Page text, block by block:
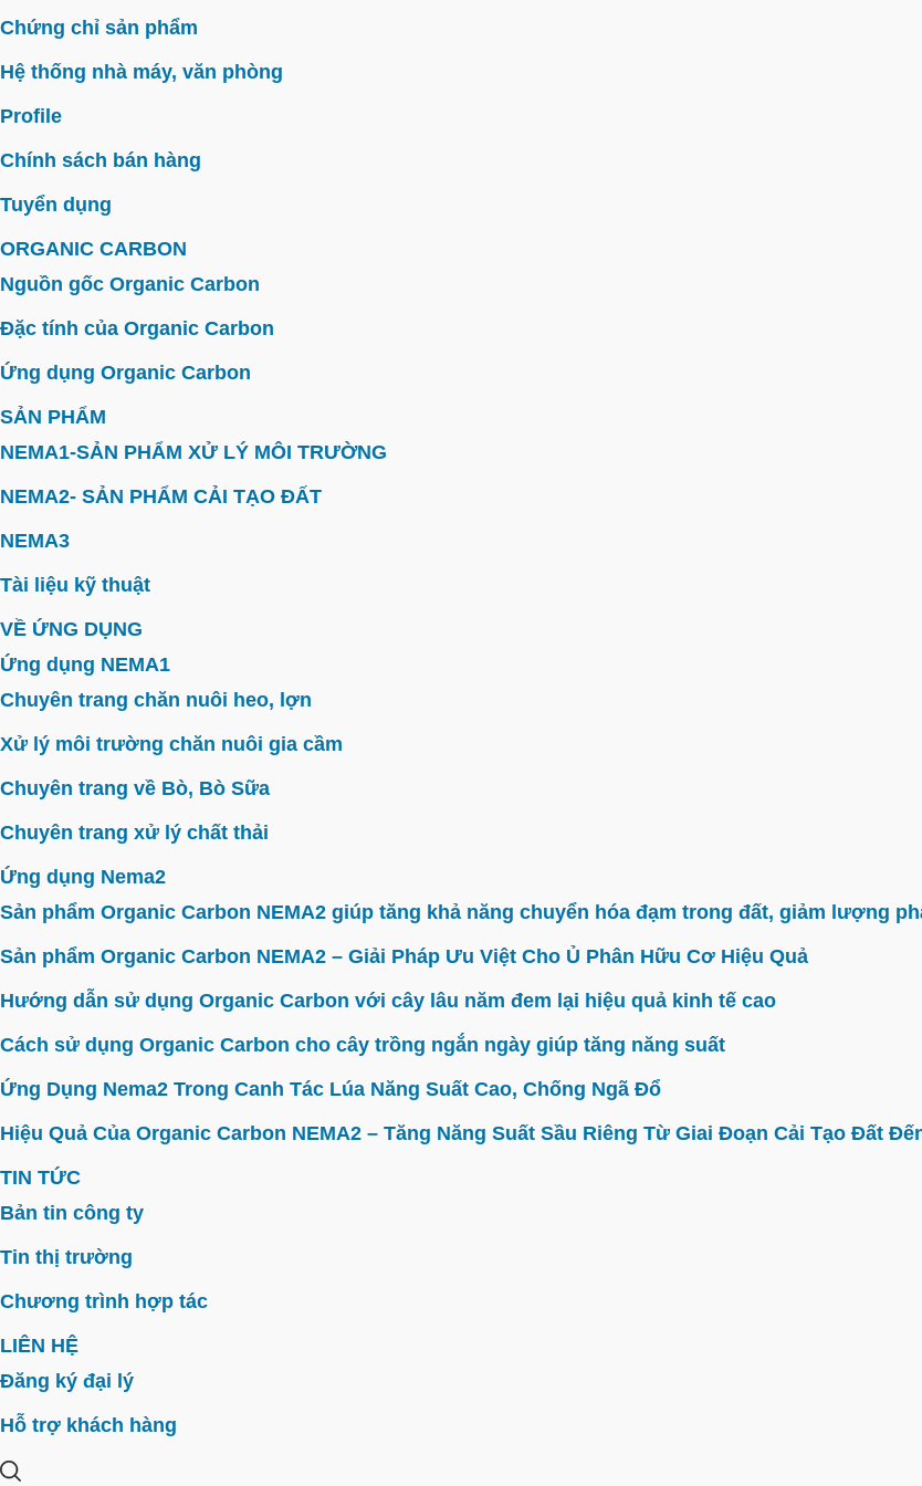
Chứng chỉ sản phẩm
Hệ thống nhà máy, văn phòng
Profile
Chính sách bán hàng
Tuyển dụng
ORGANIC CARBON
Nguồn gốc Organic Carbon
Đặc tính của Organic Carbon
Ứng dụng Organic Carbon
SẢN PHẨM
NEMA1-SẢN PHẨM XỬ LÝ MÔI TRƯỜNG
NEMA2- SẢN PHẨM CẢI TẠO ĐẤT
NEMA3
Tài liệu kỹ thuật
VỀ ỨNG DỤNG
Ứng dụng NEMA1
Chuyên trang chăn nuôi heo, lợn
Xử lý môi trường chăn nuôi gia cầm
Chuyên trang về Bò, Bò Sữa
Chuyên trang xử lý chất thải
Ứng dụng Nema2
Sản phẩm Organic Carbon NEMA2 giúp tăng khả năng chuyển hóa đạm trong đất, giảm lượng
Sản phẩm Organic Carbon NEMA2 – Giải Pháp Ưu Việt Cho Ủ Phân Hữu Cơ Hiệu Quả
Hướng dẫn sử dụng Organic Carbon với cây lâu năm đem lại hiệu quả kinh tế cao
Cách sử dụng Organic Carbon cho cây trồng ngắn ngày giúp tăng năng suất
Ứng Dụng Nema2 Trong Canh Tác Lúa Năng Suất Cao, Chống Ngã Đổ
Hiệu Quả Của Organic Carbon NEMA2 – Tăng Năng Suất Sầu Riêng Từ Giai Đoạn Cải Tạo Đất
TIN TỨC
Bản tin công ty
Tin thị trường
Chương trình hợp tác
LIÊN HỆ
Đăng ký đại lý
Hỗ trợ khách hàng